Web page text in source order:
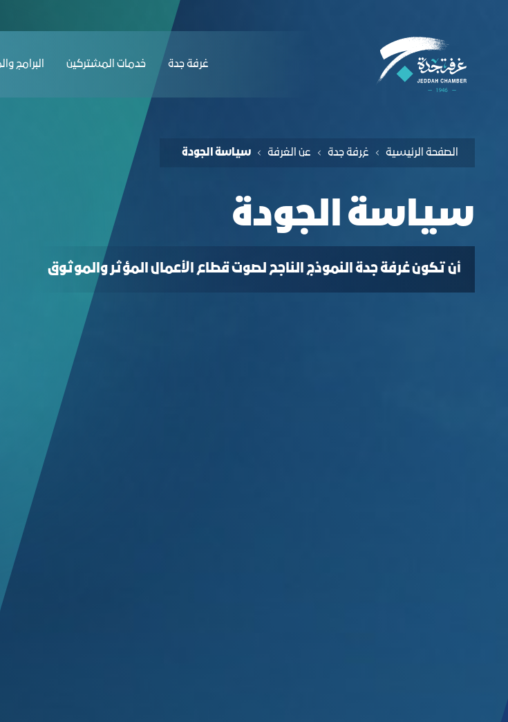
ﻏﺮﻓﺔ ﺟﺪة ﺧﺪﻣﺎت المشتركين البرامج
الصفحة الرئيسية غﺮﻓﺔ جدة عن الغرفة ﺳﻴﺎﺳﺔ اﻟﺠﻮدة
ﺳﻴﺎﺳﺔ اﻟﺠﻮدة
أن تكون غرفة جدة النموذج الناجح لصوت قطاع الأعمال المؤثر والموثوق